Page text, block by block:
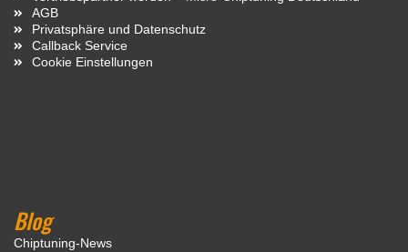
AGB
Privatsphäre und Datenschutz
Callback Service
Cookie Einstellungen
Blog
Chiptuning-News